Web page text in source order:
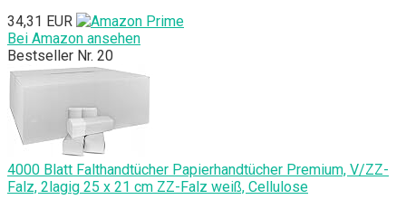
34,31 EUR
Bei Amazon ansehen
Bestseller Nr. 20
4000 Blatt Falthandtücher Papierhandtücher Premium, V/ZZ-
Falz, 2lagig 25 x 21 cm ZZ-Falz weiß, Cellulose